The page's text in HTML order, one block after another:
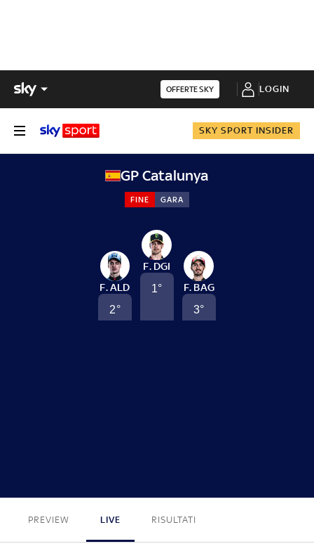
OFFERTE SKY LOGIN
SKY SPORT INSIDER
GP Catalunya
FINE GARA
F. DGI
1°
F. ALD
2°
F. BAG
3°
PREVIEW LIVE RISULTATI